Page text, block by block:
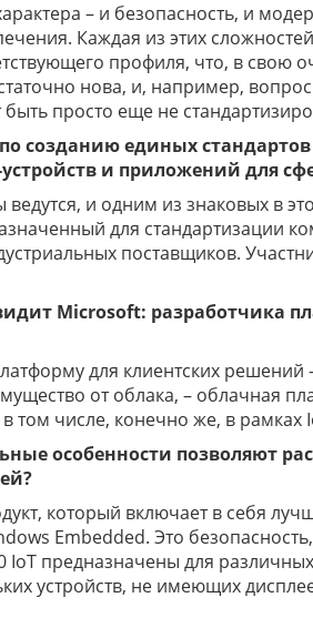
– и безопасность, и
Каждая из этих
профиля, что, в свою
нова, и, например,
просто еще не
созданию единых
и приложений для
и одним из знаковых в
для стандартизации
поставщиков.
Microsoft: разработчика
для клиентских решений
от облака, – облачная
том числе, конечно же, в рамках
особенности позволяют
который включает в себя
Embedded. Это
IoT предназначены для
устройств, не имеющих